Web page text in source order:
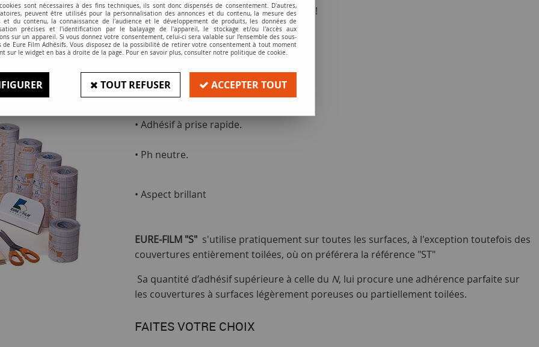
Soyez le premier à donner votre avis !
À partir de3,58€HT
• Épaisseur 70 µ.
• Adhésif à prise rapide.
• Ph neutre.
• Aspect brillant
EURE-FILM "S" s'utilise pratiquement sur toutes les surfaces, à l'exception toutefois des
couvertures entièrement toilées, où on préférera la référence "ST"
Sa quantité d’adhésif supérieure à celle du N, lui procure une adhérence parfaite sur
les couvertures à surfaces légèrement poreuses ou partiellement toilées.
FAITES VOTRE CHOIX
sont nécessaires à des fins techniques, ils sont donc dispensés de consentement. D'autres,
peuvent être utilisés pour la personnalisation des annonces et du contenu, la mesure des
et du contenu, la connaissance de l'audience et le développement de produits, les données de
précises et l'identification par le balayage de l'appareil, le stockage et/ou l'accès aux
sur un appareil. Si vous donnez votre consentement, celui-ci sera valable sur l’ensemble des sous-
de Eure Film Adhésifs. Vous disposez de la possibilité de retirer votre consentement à tout moment
sur le widget en bas à droite de la page. Pour en savoir plus, consulter notre politique de cookie.
TOUT REFUSER ACCEPTER TOUT